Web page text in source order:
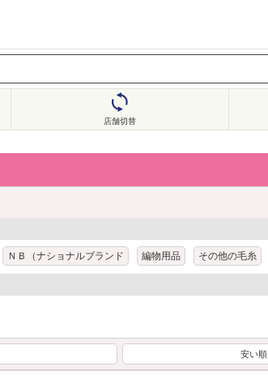
店舗切替
ＮＢ（ナショナルブランド 編物用品 その他の毛糸
安い順